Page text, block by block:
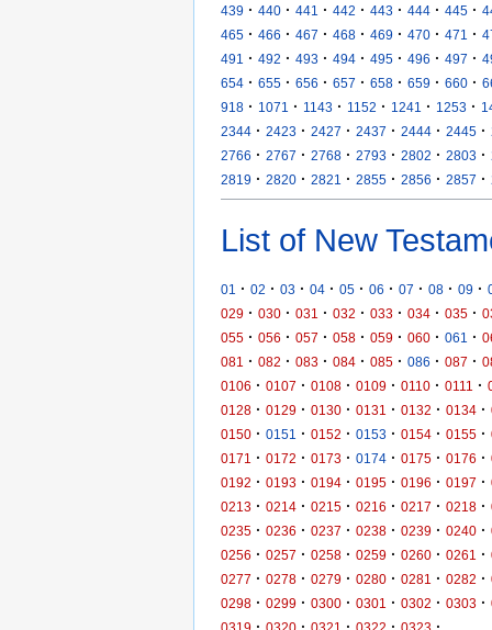
439 · 440 · 441 · 442 · 443 · 444 · 445 ·
465 · 466 · 467 · 468 · 469 · 470 · 471 ·
491
· 492 · 493 · 494 · 495 · 496 · 497 ·
654 · 655 · 656 · 657 · 658 · 659 · 660 ·
918 · 1071 · 1143 · 1152 · 1241 · 1253 ·
2344 · 2423 · 2427 · 2437 · 2444 · 2445 ·
2766 · 2767 · 2768 · 2793 · 2802 · 2803 ·
2819 · 2820 · 2821 · 2855 · 2856 · 2857 ·
List of New
01 · 02 · 03 · 04 · 05 · 06 · 07 · 08 · 09 ·
029 · 030 · 031 · 032 · 033 · 034 · 035 ·
055 · 056 · 057 · 058 · 059 · 060 · 061 ·
081
· 082 · 083 · 084 · 085 · 086 · 087 ·
0106 · 0107 · 0108 · 0109 · 0110 · 0111 ·
0128 · 0129 · 0130 · 0131 · 0132 · 0134 ·
0150 · 0151 · 0152 · 0153 · 0154 · 0155 ·
0171
· 0172 · 0173 · 0174 · 0175 · 0176 ·
0192 · 0193 · 0194 · 0195 · 0196 · 0197 ·
0213 · 0214 · 0215 · 0216 · 0217 · 0218 ·
0235 · 0236 · 0237 · 0238 · 0239 · 0240 ·
0256 · 0257 · 0258 · 0259 · 0260 · 0261 ·
0277 · 0278 · 0279 · 0280 · 0281 · 0282 ·
0298 · 0299 · 0300 · 0301 · 0302 · 0303 ·